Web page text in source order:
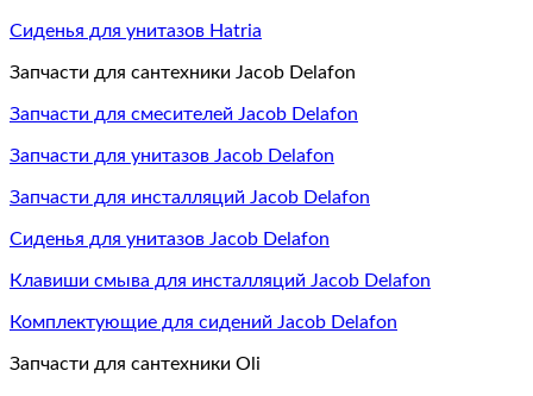
Сиденья для унитазов Hatria
Запчасти для сантехники Jacob Delafon
Запчасти для смесителей Jacob Delafon
Запчасти для унитазов Jacob Delafon
Запчасти для инсталляций Jacob Delafon
Сиденья для унитазов Jacob Delafon
Клавиши смыва для инсталляций Jacob Delafon
Комплектующие для сидений Jacob Delafon
Запчасти для сантехники Oli